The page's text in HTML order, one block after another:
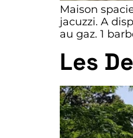
Maison
jacuzzi. A
au gaz. 1
Les